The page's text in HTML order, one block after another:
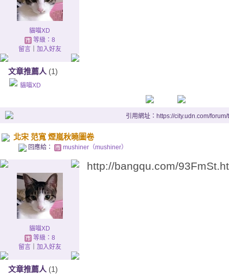
貓喵XD
等級：8
留言｜ 加入好友
文章推薦人 (1)
貓喵XD
引用網址：https://city.udn.com/
北宋 范寬 煙嵐秋曉圖卷
回應給： mushiner（mushiner）
貓喵XD
等級：8
留言｜ 加入好友
文章推薦人 (1)
http://bangqu.com/